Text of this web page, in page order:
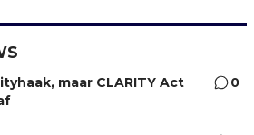
maar CLARITY Act
0